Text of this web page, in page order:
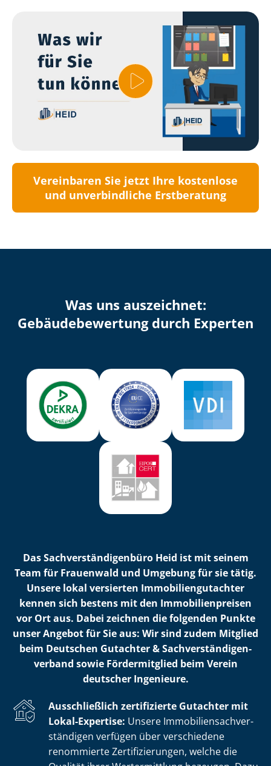
Vereinbaren Sie jetzt Ihre kostenlose
und unverbindliche Erstberatung
Was uns auszeichnet:
Ge­bäu­de­be­wer­tung durch Experten
Das Sach­ver­stän­di­gen­bü­ro Heid ist mit seinem
Team für Frauenwald und Umgebung für sie tätig.
Unsere lokal versierten Im­mo­bi­li­en­gut­ach­ter
kennen sich bestens mit den Im­mo­bi­li­en­prei­sen
vor Ort aus. Dabei zeichnen die folgenden Punkte
unser Angebot für Sie aus: Wir sind zudem Mitglied
beim Deutschen Gutachter & Sach­ver­stän­di­gen­
ver­band sowie Fördermitglied beim Verein
deutscher Ingenieure.
Ausschließlich zertifizierte Gutachter mit
Lokal-Expertise: Unsere Im­mo­bi­li­en­sach­ver­
stän­di­gen verfügen über verschiedene
renommierte Zer­ti­fi­zie­run­gen, welche die